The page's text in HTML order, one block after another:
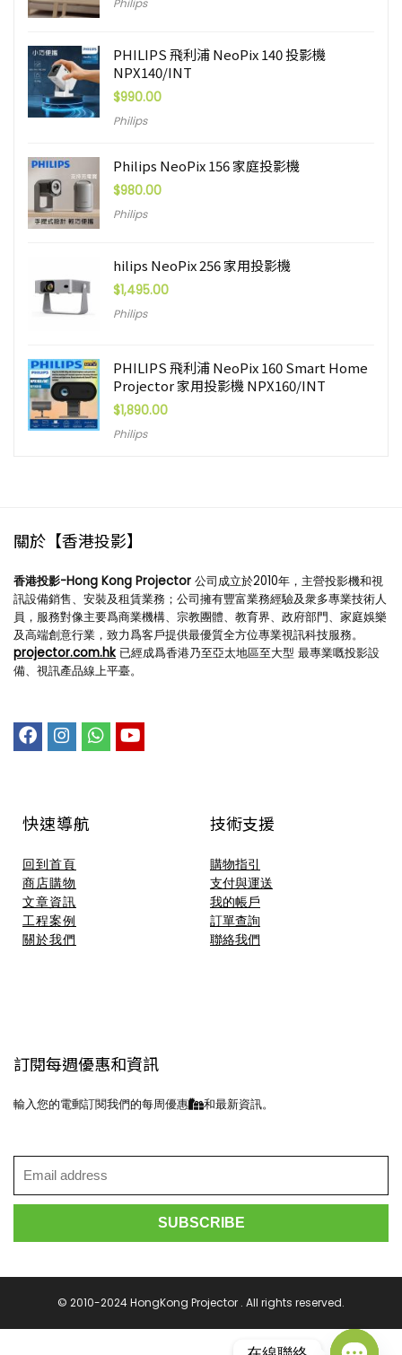
Philips
PHILIPS 飛利浦 NeoPix 140 投影機
NPX140/INT
$990.00
Philips
Philips NeoPix 156 家庭投影機
$980.00
Philips
hilips NeoPix 256 家用投影機
$1,495.00
Philips
PHILIPS 飛利浦 NeoPix 160 Smart Home
Projector 家用投影機 NPX160/INT
$1,890.00
Philips
關於【香港投影】
香港投影-Hong Kong Projector 公司成立於2010年，主營投影機和視
訊設備銷售、安裝及租賃業務；公司擁有豐富業務經驗及衆多專業技術人
員，服務對像主要爲商業機構、宗教團體、教育界、政府部門、家庭娛樂
及高端創意行業，致力爲客戶提供最優質全方位專業視訊科技服務。
projector.com.hk 已經成爲香港乃至亞太地區至大型 最專業嘅投影設
備、視訊產品線上平臺。
快速導航
回到首頁
商店購物
文章資訊
工程案例
關於我們
技術支援​
購物指引
支付與運送
我的帳戶
訂單查詢
聯絡我們
訂閱每週優惠和資訊
輸入您的電郵訂閱我們的每周優惠 和最新資訊。
© 2010-2024 HongKong Projector . All rights reserved.